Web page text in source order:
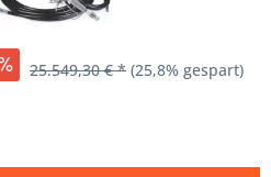
25.549,30 € * (25,8% gespart)